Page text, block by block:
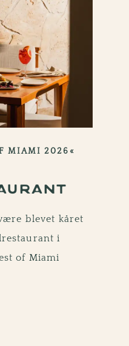
MIAMI 2026«
blevet kåret
i
of Miami